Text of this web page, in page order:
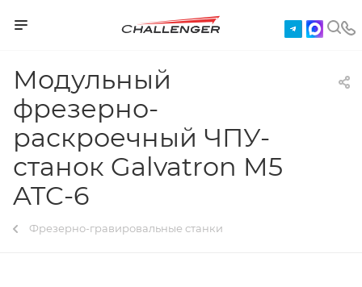
Модульный
фрезерно-
раскроечный ЧПУ-
станок Galvatron M5
ATC-6
Фрезерно-гравировальные станки